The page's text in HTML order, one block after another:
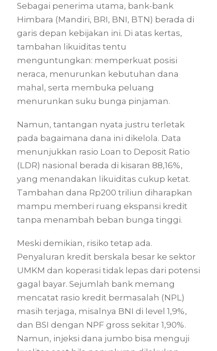
Sebagai penerima utama, bank-bank
Himbara (Mandiri, BRI, BNI, BTN) berada di
garis depan kebijakan ini. Di atas kertas,
tambahan likuiditas tentu
menguntungkan: memperkuat posisi
neraca, menurunkan kebutuhan dana
mahal, serta membuka peluang
menurunkan suku bunga pinjaman.
Namun, tantangan nyata justru terletak
pada bagaimana dana ini dikelola. Data
menunjukkan rasio Loan to Deposit Ratio
(LDR) nasional berada di kisaran 88,16%,
yang menandakan likuiditas cukup ketat.
Tambahan dana Rp200 triliun diharapkan
mampu memberi ruang ekspansi kredit
tanpa menambah beban bunga tinggi.
Meski demikian, risiko tetap ada.
Penyaluran kredit berskala besar ke sektor
UMKM dan koperasi tidak lepas dari potensi
gagal bayar. Sejumlah bank memang
mencatat rasio kredit bermasalah (NPL)
masih terjaga, misalnya BNI di level 1,9%,
dan BSI dengan NPF gross sekitar 1,90%.
Namun, injeksi dana jumbo bisa menguji